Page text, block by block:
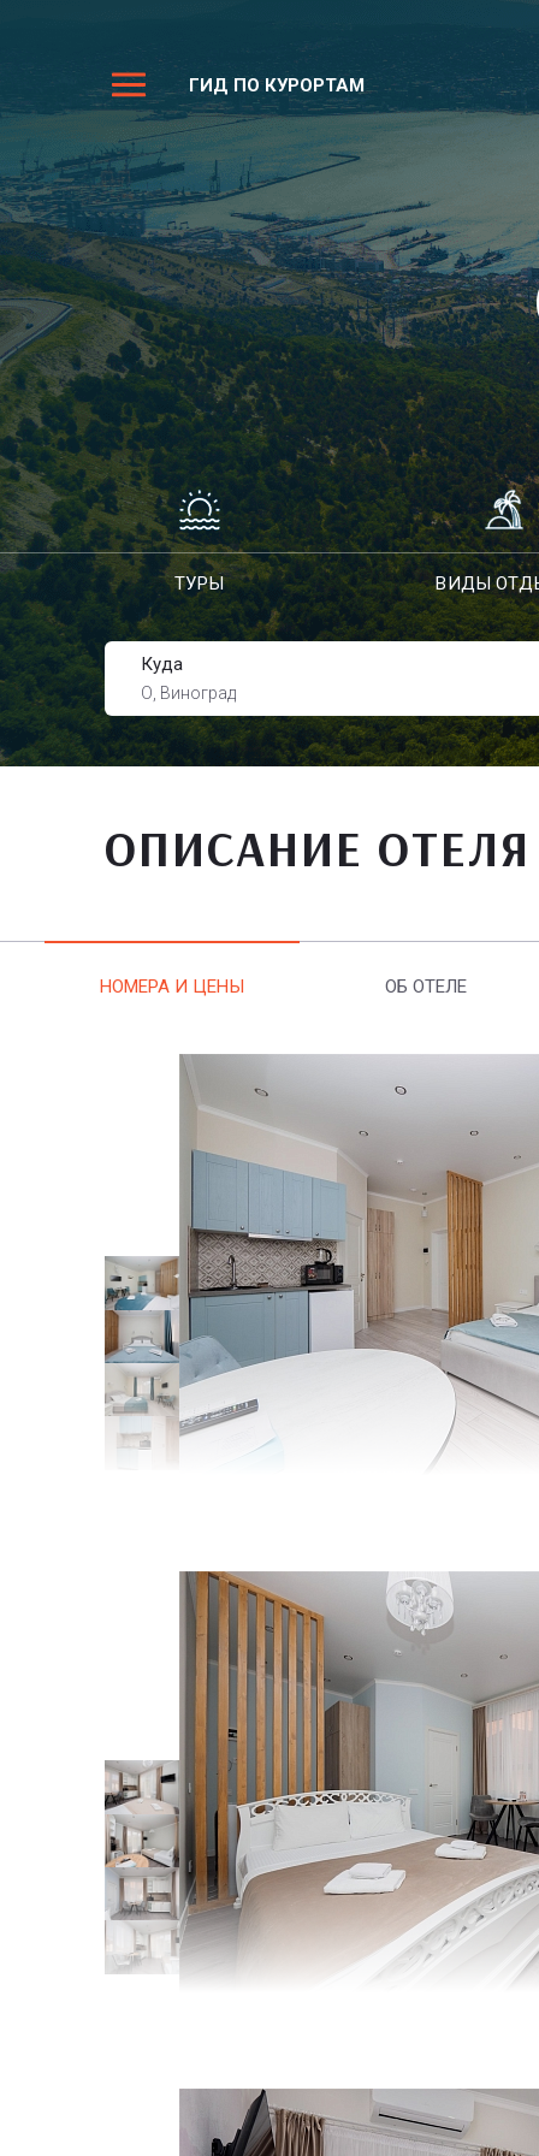
ГИД ПО КУРОРТАМ
ТУРЫ ВИДЫ
Куда
О, Виноград
ОПИСАНИЕ ОТЕЛЯ
НОМЕРА И ЦЕНЫ ОБ ОТЕЛЕ